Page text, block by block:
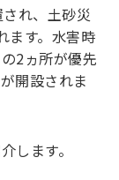
れ、土砂災
ます。水害時
2ヵ所が優先
開設されま
します。